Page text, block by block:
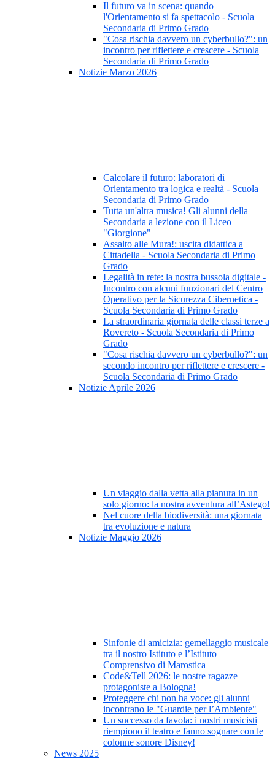
Il futuro va in scena: quando
l'Orientamento si fa spettacolo - Scuola
Secondaria di Primo Grado
"Cosa rischia davvero un cyberbullo?": un
incontro per riflettere e crescere - Scuola
Secondaria di Primo Grado
Notizie Marzo 2026
Calcolare il futuro: laboratori di
Orientamento tra logica e realtà - Scuola
Secondaria di Primo Grado
Tutta un'altra musica! Gli alunni della
Secondaria a lezione con il Liceo
"Giorgione"
Assalto alle Mura!: uscita didattica a
Cittadella - Scuola Secondaria di Primo
Grado
Legalità in rete: la nostra bussola digitale -
Incontro con alcuni funzionari del Centro
Operativo per la Sicurezza Cibernetica -
Scuola Secondaria di Primo Grado
La straordinaria giornata delle classi terze a
Rovereto - Scuola Secondaria di Primo
Grado
"Cosa rischia davvero un cyberbullo?": un
secondo incontro per riflettere e crescere -
Scuola Secondaria di Primo Grado
Notizie Aprile 2026
Un viaggio dalla vetta alla pianura in un
solo giorno: la nostra avventura all’Astego!
Nel cuore della biodiversità: una giornata
tra evoluzione e natura
Notizie Maggio 2026
Sinfonie di amicizia: gemellaggio musicale
tra il nostro Istituto e l’Istituto
Comprensivo di Marostica
Code&Tell 2026: le nostre ragazze
protagoniste a Bologna!
Proteggere chi non ha voce: gli alunni
incontrano le "Guardie per l’Ambiente"
Un successo da favola: i nostri musicisti
riempiono il teatro e fanno sognare con le
colonne sonore Disney!
News 2025